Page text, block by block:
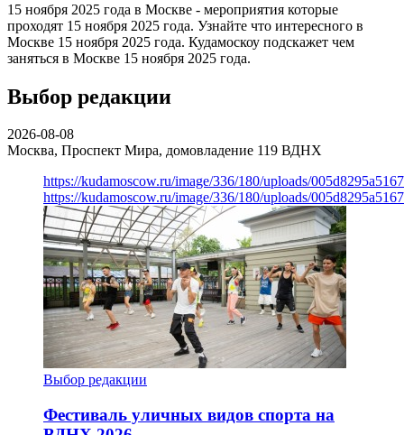
15 ноября 2025 года в Москве - мероприятия которые
проходят 15 ноября 2025 года. Узнайте что интересного в
Москве 15 ноября 2025 года. Кудамоскоу подскажет чем
заняться в Москве 15 ноября 2025 года.
Выбор редакции
2026-08-08
Москва, Проспект Мира, домовладение 119 ВДНХ
https://kudamoscow.ru/image/336/180/uploads/
https://kudamoscow.ru/image/336/180/uploads/
Выбор редакции
Фестиваль уличных видов спорта на